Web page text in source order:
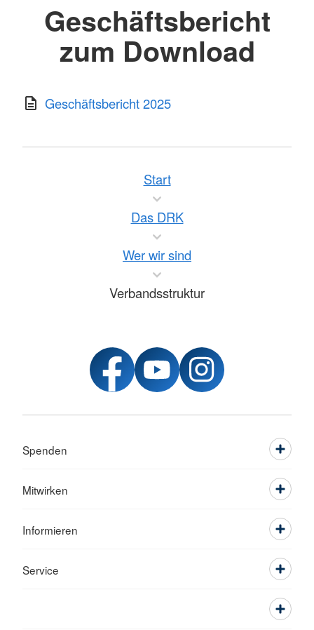
Geschäftsbericht
zum Download
Geschäftsbericht 2025
Start
Das DRK
Wer wir sind
Verbandsstruktur
Spenden
Mitwirken
Informieren
Service